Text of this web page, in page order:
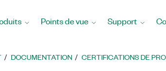
Points de vue Support
DOCUMENTATION CERTIFICATIONS DE